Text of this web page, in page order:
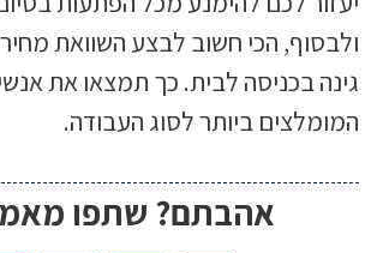
ולבסוף, הכי חשוב לבצע השוואת
גינה בכניסה לבית. כך תמצאו את
המומלצים ביותר לסוג העבודה.
אהבתם? שתפו